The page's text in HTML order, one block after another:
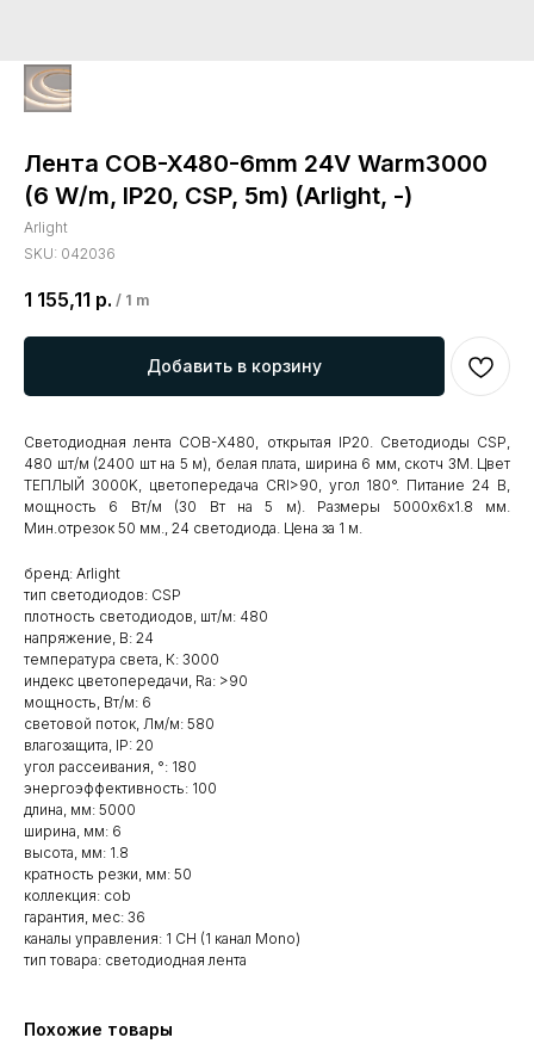
Лента COB-X480-6mm 24V Warm3000
(6 W/m, IP20, CSP, 5m) (Arlight, -)
Arlight
SKU: 042036
1 155,11 р. / 1 m
Добавить в корзину
Светодиодная лента COB-X480, открытая IP20. Светодиоды CSP,
480 шт/м (2400 шт на 5 м), белая плата, ширина 6 мм, скотч 3М. Цвет
ТЕПЛЫЙ 3000K, цветопередача CRI>90, угол 180°. Питание 24 В,
мощность 6 Вт/м (30 Вт на 5 м). Размеры 5000х6х1.8 мм.
Мин.отрезок 50 мм., 24 светодиода. Цена за 1 м.
бренд: Arlight
тип светодиодов: CSP
плотность светодиодов, шт/м: 480
напряжение, В: 24
температура света, К: 3000
индекс цветопередачи, Ra: >90
мощность, Вт/м: 6
световой поток, Лм/м: 580
влагозащита, IP: 20
угол рассеивания, °: 180
энергоэффективность: 100
длина, мм: 5000
ширина, мм: 6
высота, мм: 1.8
кратность резки, мм: 50
коллекция: cob
гарантия, мес: 36
каналы управления: 1 CH (1 канал Mono)
тип товара: светодиодная лента
Похожие товары